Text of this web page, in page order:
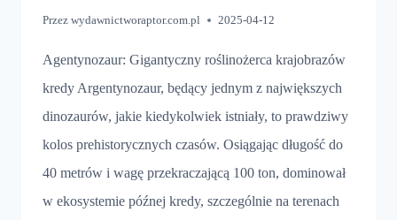
Przez wydawnictworaptor.com.pl 2025-04-12
Agentynozaur: Gigantyczny roślinożerca krajobrazów
kredy Argentynozaur, będący jednym z największych
dinozaurów, jakie kiedykolwiek istniały, to prawdziwy
kolos prehistorycznych czasów. Osiągając długość do
40 metrów i wagę przekraczającą 100 ton, dominował
w ekosystemie późnej kredy, szczególnie na terenach